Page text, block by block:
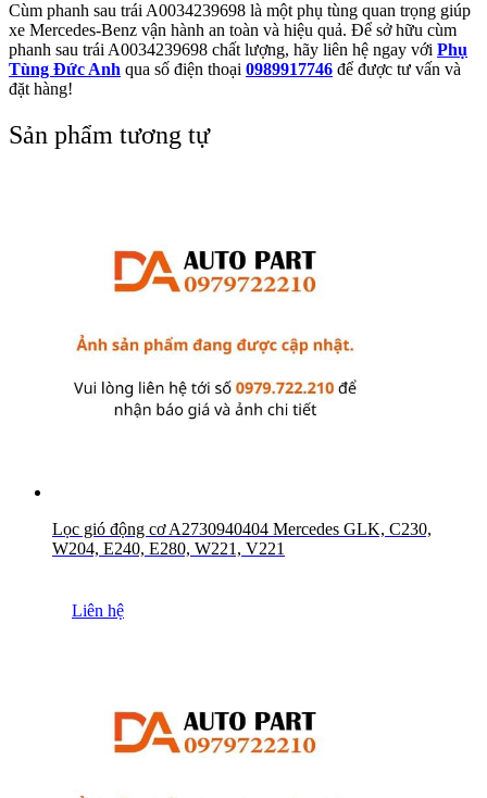
Cùm phanh sau trái A0034239698 là một phụ tùng quan trọng giúp
xe Mercedes-Benz vận hành an toàn và hiệu quả. Để sở hữu cùm
phanh sau trái A0034239698 chất lượng, hãy liên hệ ngay với Phụ
Tùng Đức Anh qua số điện thoại 0989917746 để được tư vấn và
đặt hàng!
Sản phẩm tương tự
Lọc gió động cơ A2730940404 Mercedes GLK, C230,
W204, E240, E280, W221, V221
Liên hệ